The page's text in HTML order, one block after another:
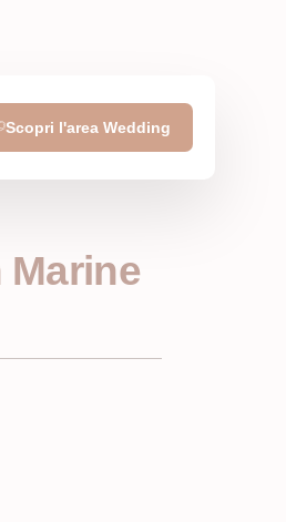
Scopri l'area Wedding